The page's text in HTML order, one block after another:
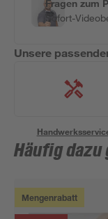
Fragen zum
Sofort-
Unsere
Häufig
Mengenrabatt